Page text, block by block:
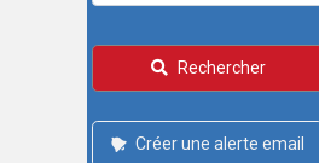
Rechercher
Créer une alerte email